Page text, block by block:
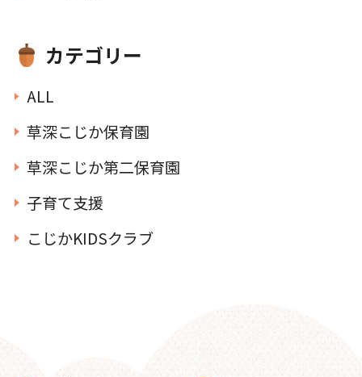
カテゴリー
ALL
草深こじか保育園
草深こじか第二保育園
子育て支援
こじかKIDSクラブ